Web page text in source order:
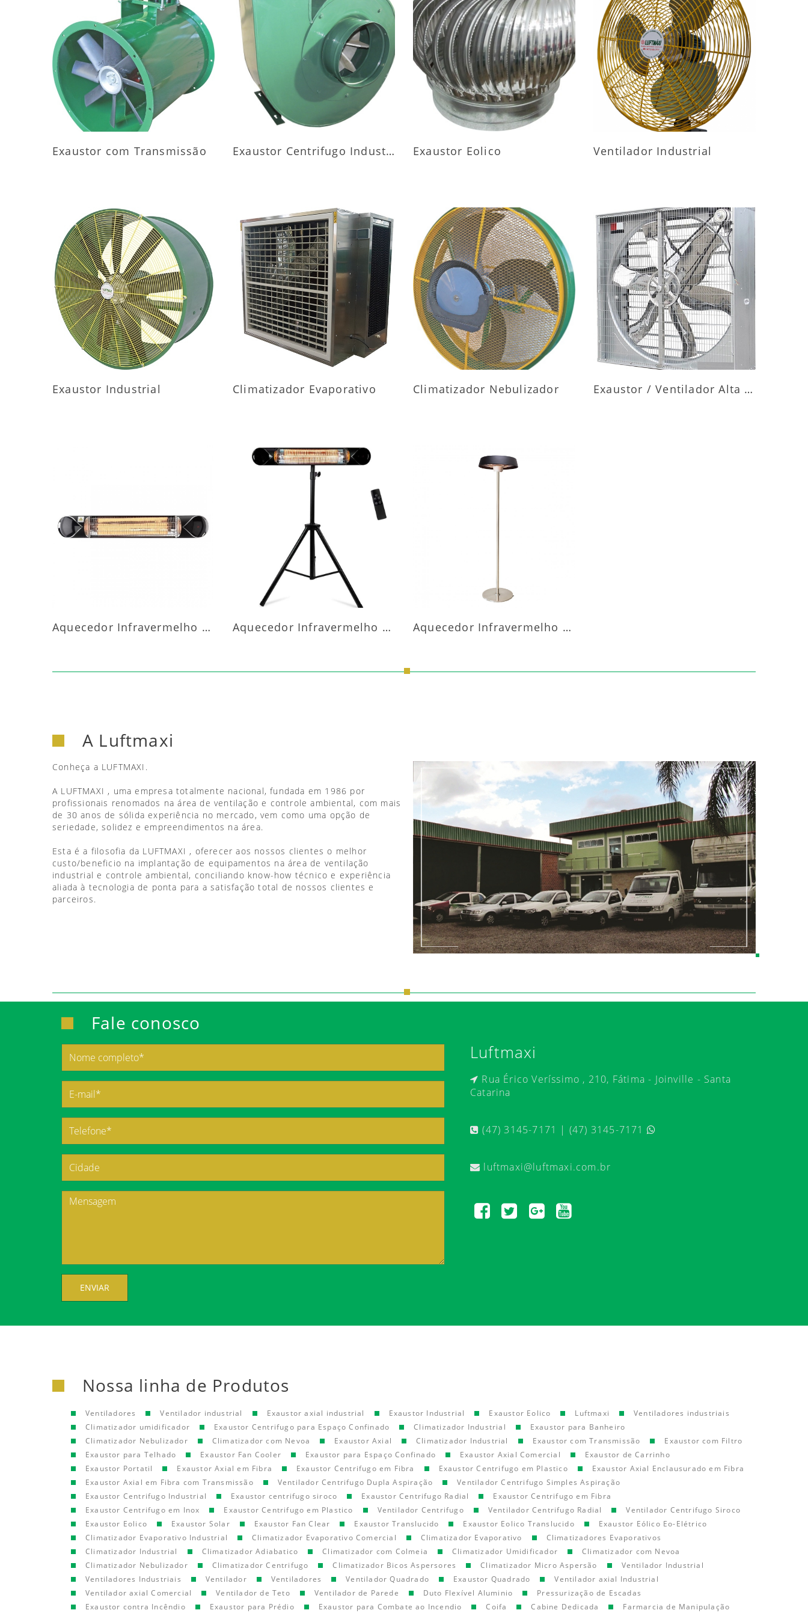
MAIS INFORMAÇÕES
Exaustor com Transmissão
MAIS INFORMAÇÕES
Exaustor Centrifugo Industrial
MAIS INFORMAÇÕES
Exaustor Eolico
MAIS INFORMAÇÕES
Ventilador Industrial
MAIS INFORMAÇÕES
Exaustor Industrial
MAIS INFORMAÇÕES
Climatizador Evaporativo
MAIS INFORMAÇÕES
Climatizador Nebulizador
MAIS INFORMAÇÕES
Exaustor / Ventilador Alta Vazão
MAIS INFORMAÇÕES
Aquecedor Infravermelho Parede
MAIS INFORMAÇÕES
Aquecedor Infravermelho Pedestal Aquecedor Infravermelho Pedestal Luft-20000
A Luftmaxi
Conheça a LUFTMAXI.
A LUFTMAXI , uma empresa totalmente nacional, fundada em 1986 por
profissionais renomados na área de ventilação e controle ambiental, com mais
de 30 anos de sólida experiência no mercado, vem como uma opção de
seriedade, solidez e empreendimentos na área.
Esta é a filosofia da LUFTMAXI , oferecer aos nossos clientes o melhor
custo/beneficio na implantação de equipamentos na área de ventilação
industrial e controle ambiental, conciliando know-how técnico e experiência
aliada à tecnologia de ponta para a satisfação total de nossos clientes e
parceiros.
Fale conosco
ENVIAR
Luftmaxi
Rua Érico Veríssimo , 210, Fátima - Joinville - Santa
Catarina
(47) 3145-7171 | (47) 3145-7171
luftmaxi@luftmaxi.com.br
Nossa linha de Produtos
Ventiladores Ventilador industrial Exaustor axial industrial Exaustor Industrial Exaustor Eolico Luftmaxi
Ventiladores industriais
Climatizador umidificador
Exaustor Centrifugo para Espaço Confinado Climatizador Industrial
Exaustor para Banheiro
Climatizador Nebulizador
Climatizador com Nevoa Exaustor Axial Climatizador Industrial Exaustor com Transmissão
Exaustor com Filtro
Exaustor para Telhado
Exaustor Fan Cooler Exaustor para Espaço Confinado Exaustor Axial Comercial
Exaustor de Carrinho
Exaustor Portatil
Exaustor Axial em Fibra Exaustor Centrifugo em Fibra Exaustor Centrifugo em Plastico
Exaustor Axial Enclausurado em Fibra
Exaustor Axial em Fibra com Transmissão
Ventilador Centrifugo Dupla Aspiração
Ventilador Centrifugo Simples Aspiração
Exaustor Centrifugo Industrial
Exaustor centrifugo siroco Exaustor Centrifugo Radial
Exaustor Centrifugo em Fibra
Exaustor Centrifugo em Inox
Exaustor Centrifugo em Plastico Ventilador Centrifugo Ventilador Centrifugo Radial
Ventilador Centrifugo Siroco
Exaustor Eolico
Exaustor Solar Exaustor Fan Clear Exaustor Translucido Exaustor Eolico Translucido
Exaustor Eólico Eo-Elétrico
Climatizador Evaporativo Industrial
Climatizador Evaporativo Comercial Climatizador Evaporativo
Climatizadores Evaporativos
Climatizador Industrial
Climatizador Adiabatico Climatizador com Colmeia Climatizador Umidificador
Climatizador com Nevoa
Climatizador Nebulizador
Climatizador Centrifugo Climatizador Bicos Aspersores Climatizador Micro Aspersão
Ventilador Industrial
Ventiladores Industriais
Ventilador Ventiladores Ventilador Quadrado Exaustor Quadrado
Ventilador axial Industrial
Ventilador axial Comercial
Ventilador de Teto Ventilador de Parede Duto Flexível Aluminio
Pressurização de Escadas
Exaustor contra Incêndio
Exaustor para Prédio Exaustor para Combate ao Incendio Coifa Cabine Dedicada
Farmarcia de Manipulação